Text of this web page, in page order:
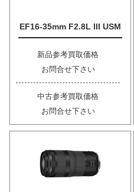
EF16-35mm F2.8L III USM
新品参考買取価格
お問合せ下さい
中古参考買取価格
お問合せ下さい